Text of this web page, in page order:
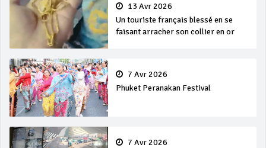
13 Avr 2026
Un touriste français blessé en se
faisant arracher son collier en or
7 Avr 2026
Phuket Peranakan Festival
7 Avr 2026